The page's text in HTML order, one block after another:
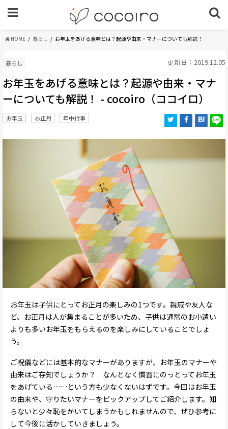
HOME 暮らし お年玉をあげる意味とは？起源や由来・マナーについても解説！
暮らし 更新日：2019.12.05
お年玉をあげる意味とは？起源や由来・マナ
ーについても解説！ - cocoiro（ココイロ）
お年玉 お正月 年中行事
お年玉は子供にとってお正月の楽しみの1つです。親戚や友人な
ど、お正月は人が集まることが多いため、子供は通常のお小遣い
よりも多いお年玉をもらえるのを楽しみにしていることでしょ
う。
ご祝儀などには基本的なマナーがありますが、お年玉のマナーや
由来はご存知でしょうか？ なんとなく慣習にのっとってお年玉
をあげている……という方も少なくないはずです。今回はお年玉
の由来や、守りたいマナーをピックアップしてご紹介します。知
らないと少々恥をかいてしまうかもしれませんので、ぜひ参考に
して今後に活かしていきましょう。